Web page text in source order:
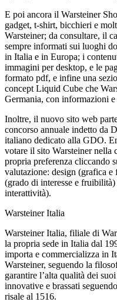
E poi ancora il Warsteiner
gadget, t-shirt, bicchieri e
Warsteiner; da consultare, il
sempre informati sui luoghi
in Italia e in Europa; i
immagini per desktop, e le
formato pdf, e infine una
concept Liquid Cube che
Germania, con informazioni
Inoltre, il nuovo sito web
concorso annuale indetto da
italiano dedicato alla GDO.
votare il sito Warsteiner nella
propria preferenza cliccando
valutazione: design (grafica
(grado di interesse e
interattività).
Warsteiner Italia
Warsteiner Italia, filiale di
la propria sede in Italia dal
importa e commercializza in
Warsteiner, seguendo la
garantire l’alta qualità dei
innovative e brassati
risale al 1516.